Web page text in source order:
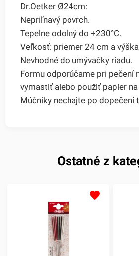
Dr.Oetker Ø24cm:
Nepriľnavý povrch.
Tepelne odolný do +230°C.
Veľkosť: priemer 24 cm a
Nevhodné do umývačky riadu.
Formu odporúčame pri pečení
vymastiť alebo použiť papier na
Múčniky nechajte po dopečení
Ostatné z